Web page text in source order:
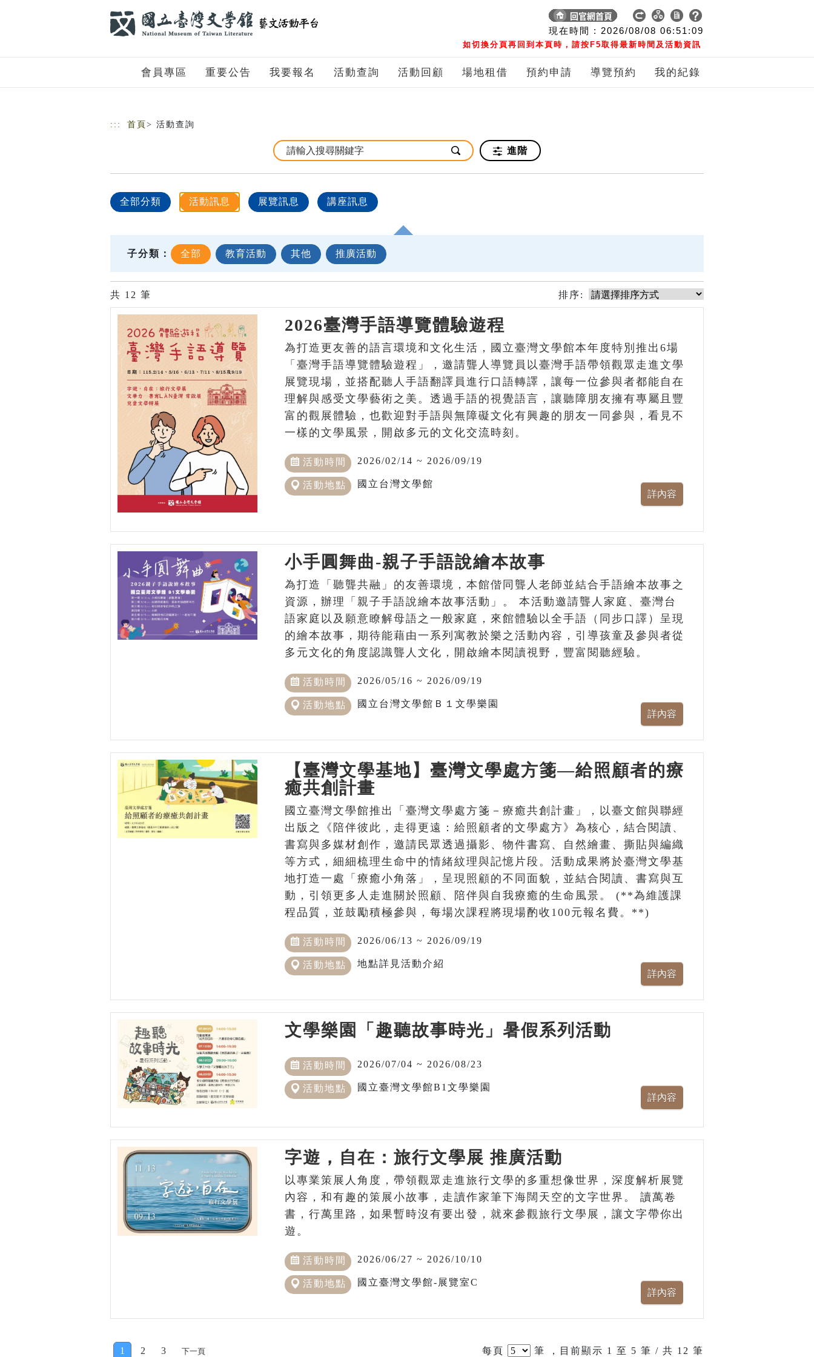
現在時間 : 2026/08/08 06:51:10
如切換分頁再回到本頁時，請按F5取得最新時間及活動資訊
會員專區 重要公告 我要報名 活動查詢 活動回顧 場地租借 預約申請 導覽預約 我的紀錄
::: 首頁 > 活動查詢
進階
全部分類 活動訊息 展覽訊息 講座訊息
子分類： 全部 教育活動 其他 推廣活動
共 12 筆 排序:
2026臺灣手語導覽體驗遊程
為打造更友善的語言環境和文化生活，國立臺灣文學館本年度特別推出6場
「臺灣手語導覽體驗遊程」，邀請聾人導覽員以臺灣手語帶領觀眾走進文學
展覽現場，並搭配聽人手語翻譯員進行口語轉譯，讓每一位參與者都能自在
理解與感受文學藝術之美。透過手語的視覺語言，讓聽障朋友擁有專屬且豐
富的觀展體驗，也歡迎對手語與無障礙文化有興趣的朋友一同參與，看見不
一樣的文學風景，開啟多元的文化交流時刻。
活動時間 2026/02/14 ~ 2026/09/19
活動地點 國立台灣文學館
小手圓舞曲-親子手語說繪本故事
為打造「聽聾共融」的友善環境，本館偕同聾人老師並結合手語繪本故事之
資源，辦理「親子手語說繪本故事活動」。 本活動邀請聾人家庭、臺灣台
語家庭以及願意瞭解母語之一般家庭，來館體驗以全手語（同步口譯）呈現
的繪本故事，期待能藉由一系列寓教於樂之活動內容，引導孩童及參與者從
多元文化的角度認識聾人文化，開啟繪本閱讀視野，豐富閱聽經驗。
活動時間 2026/05/16 ~ 2026/09/19
活動地點 國立台灣文學館Ｂ１文學樂園
【臺灣文學基地】臺灣文學處方箋—給照顧者的療
癒共創計畫
國立臺灣文學館推出「臺灣文學處方箋－療癒共創計畫」，以臺文館與聯經
出版之《陪伴彼此，走得更遠：給照顧者的文學處方》為核心，結合閱讀、
書寫與多媒材創作，邀請民眾透過攝影、物件書寫、自然繪畫、撕貼與編織
等方式，細細梳理生命中的情緒紋理與記憶片段。活動成果將於臺灣文學基
地打造一處「療癒小角落」，呈現照顧的不同面貌，並結合閱讀、書寫與互
動，引領更多人走進關於照顧、陪伴與自我療癒的生命風景。 (**為維護課
程品質，並鼓勵積極參與，每場次課程將現場酌收100元報名費。**)
活動時間 2026/06/13 ~ 2026/09/19
活動地點 地點詳見活動介紹
文學樂園「趣聽故事時光」暑假系列活動
活動時間 2026/07/04 ~ 2026/08/23
活動地點 國立臺灣文學館B1文學樂園
字遊，自在：旅行文學展 推廣活動
以專業策展人角度，帶領觀眾走進旅行文學的多重想像世界，深度解析展覽
內容，和有趣的策展小故事，走讀作家筆下海闊天空的文字世界。 讀萬卷
書，行萬里路，如果暫時沒有要出發，就來參觀旅行文學展，讓文字帶你出
遊。
活動時間 2026/06/27 ~ 2026/10/10
活動地點 國立臺灣文學館-展覽室C
1 2 3 下一頁 每頁 筆 ，目前顯示 1 至 5 筆 / 共 12 筆